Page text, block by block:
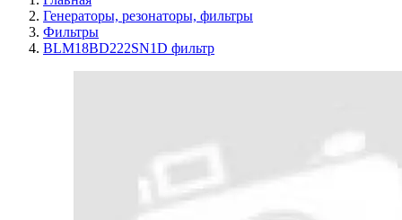
Генераторы, резонаторы, фильтры
Фильтры
BLM18BD222SN1D фильтр